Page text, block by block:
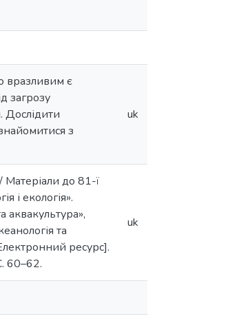
вразливим є
загрозу
Дослідити
з
uk
Матеріали до 81-ї
і екологія».
аквакультура»,
та
ресурс].
60–62.
uk